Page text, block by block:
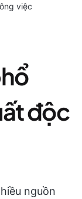
việc
độc
nguồn